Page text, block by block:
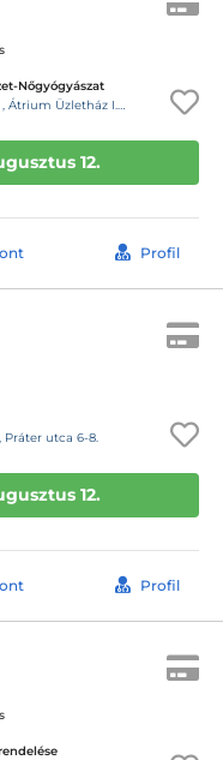
Nőgyógyászat
Üzletház I. emelet
12.
Profil
utca 6-8.
12.
Profil